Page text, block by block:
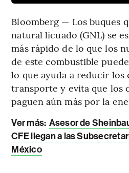
Bloomberg — Los buques
natural licuado (GNL) se
más rápido de lo que los
de este combustible
lo que ayuda a reducir los
transporte y evita que los
paguen aún más por la
Ver más: Asesor de
CFE llegan a las
México